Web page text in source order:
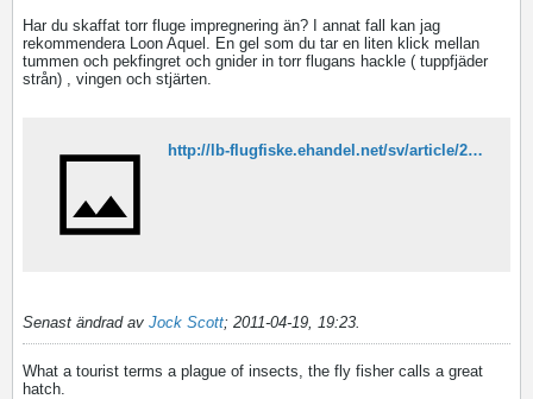
Har du skaffat torr fluge impregnering än? I annat fall kan jag
rekommendera Loon Aquel. En gel som du tar en liten klick mellan
tummen och pekfingret och gnider in torr flugans hackle ( tuppfjäder
strån) , vingen och stjärten.
http://lb-flugfiske.ehandel.net/sv/article/2953/loon_aquel
Senast ändrad av Jock Scott; 2011-04-19, 19:23.
What a tourist terms a plague of insects, the fly fisher calls a great
hatch.